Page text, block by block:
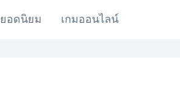
ยอดนิยม เกมออนไลน์